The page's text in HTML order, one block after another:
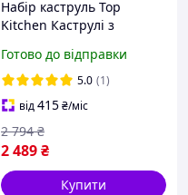
Набір каструль Top
Kitchen Каструлі з
покриттям зі сковородою
гриль Набір кухонного
посуду чорний
Готово до відправки
5.0 (1)
від415₴/міс
2 489₴
2 794 ₴
Купити